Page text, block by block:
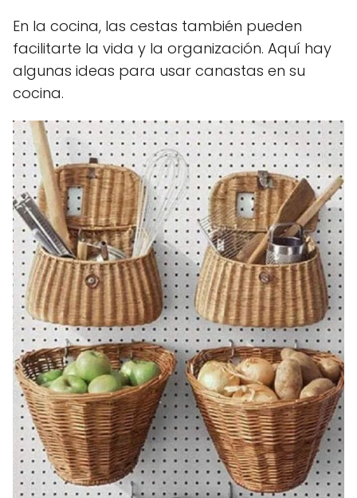
En la cocina, las cestas también pueden
facilitarte la vida y la organización. Aquí hay
algunas ideas para usar canastas en su
cocina.